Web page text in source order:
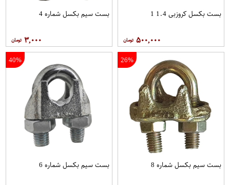
بست بکسل کروزبی 1.4 1
۵۰۰,۰۰۰
بست سیم بکسل شماره 4
۳,۰۰۰
26%
بست سیم بکسل شماره 8
40%
بست سیم بکسل شماره 6